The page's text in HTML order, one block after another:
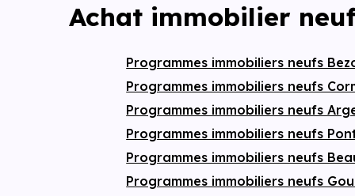
prestations complètent ceconfort
salle
équipée, parquet stratifié,
sécurisation de la résidence par
digicodeetVigik. Chaque
logement s’ouvre sur un extérieur privatif —
prolongement de l’espace de vie. Un cadre
idéal pour profiter des beaux jours et
savourer la tranquillité deLuzarches.
Achat immobilier
Programmes immobiliers neufs
Programmes immobiliers neufs
Programmes immobiliers neufs
Programmes immobiliers neufs
Programmes immobiliers neufs
Programmes immobiliers neufs